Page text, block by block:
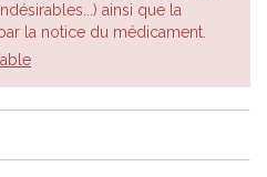
ainsi que la
la notice du médicament.